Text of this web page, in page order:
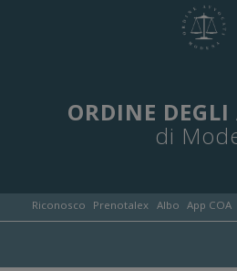
ORDINE
di
Riconosco Prenotalex Albo App COA